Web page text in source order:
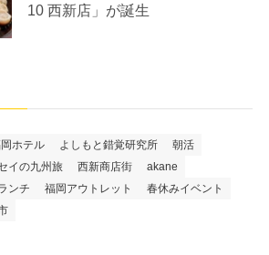
10 西新店」が誕生
ホテル よしもと錯覚研究所
朝活
イの九州旅 西新商店街
akane
ンチ 福岡アウトレット
春休みイベント